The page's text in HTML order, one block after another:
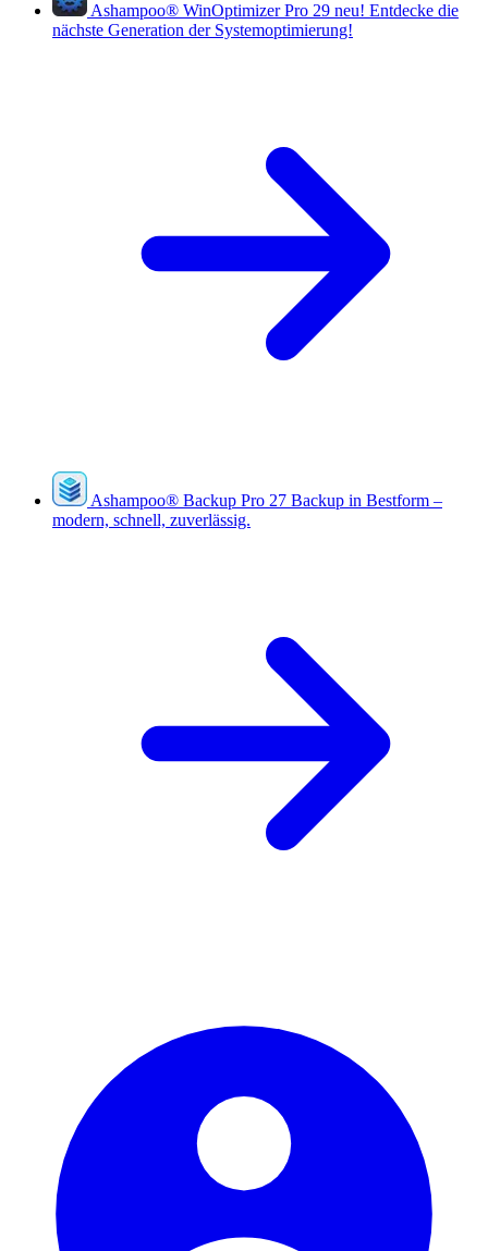
Ashampoo® WinOptimizer Pro 29 neu! Entdecke die
nächste Generation der Systemoptimierung!
Ashampoo® Backup Pro 27 Backup in Bestform –
modern, schnell, zuverlässig.